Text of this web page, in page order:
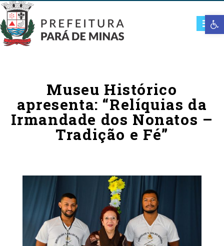
Museu Histórico
apresenta: “Relíquias da
Irmandade dos Nonatos –
Tradição e Fé”